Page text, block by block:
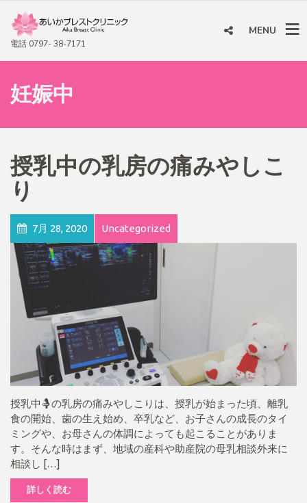
電話 0797- 38-7171
MENU
妊娠中
授乳中の乳房の痛みやしこ
り
7月 28, 2020 Uncategorized
授乳中🤱の乳房の痛みやしこりは、授乳が始まった頃、離乳
食の開始、歯の生え始め、卒乳など、お子さんの成長のタイ
ミングや、お母さんの体調によっても起こることがありま
す。そんな時はまず、地域の産科や助産院の母乳相談外来に
相談し […]
詳しく読む